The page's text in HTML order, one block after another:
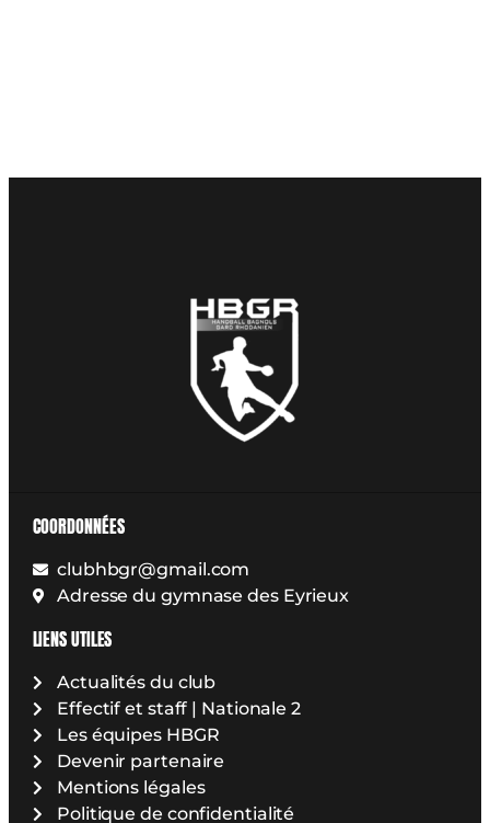
COORDONNÉES
clubhbgr@gmail.com
Adresse du gymnase des Eyrieux
LIENS UTILES
Actualités du club
Effectif et staff | Nationale 2
Les équipes HBGR
Devenir partenaire
Mentions légales
Politique de confidentialité